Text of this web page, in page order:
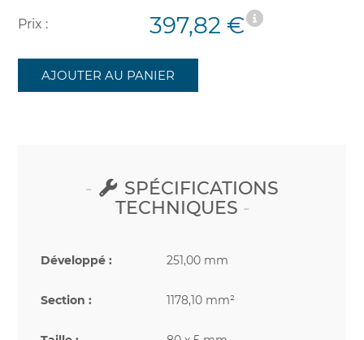
Prix : 397,82 €
AJOUTER AU PANIER
SPÉCIFICATIONS
TECHNIQUES
Développé : 251,00 mm
Section : 1178,10 mm²